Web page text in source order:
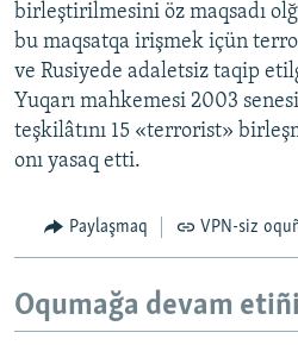
birleştirilmesini öz maqsadı
bu maqsatqa irişmek içün
ve Rusiyede adaletsiz taqip
Yuqarı mahkemesi 2003
teşkilâtını 15 «terrorist»
onı yasaq etti.
Paylaşmaq VPN-siz
Oqumağa devam